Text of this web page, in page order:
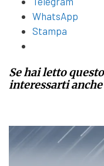
WhatsApp
Stampa
Se hai letto
interessarti anche